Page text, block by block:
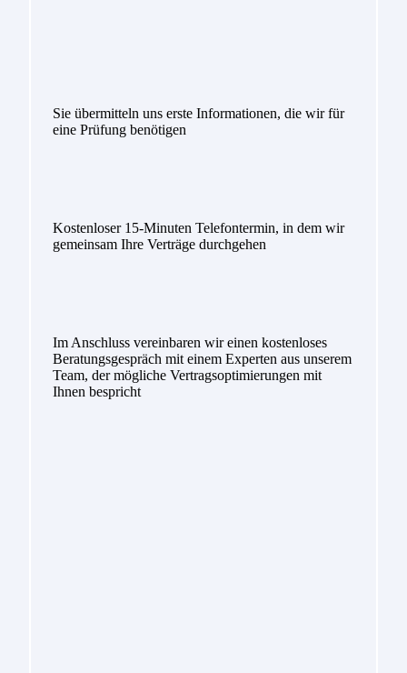
Sie übermitteln uns erste Informationen, die wir für
eine Prüfung benötigen
Kostenloser 15-Minuten Telefontermin, in dem wir
gemeinsam Ihre Verträge durchgehen
Im Anschluss vereinbaren wir einen kostenloses
Beratungsgespräch mit einem Experten aus unserem
Team, der mögliche Vertragsoptimierungen mit
Ihnen bespricht